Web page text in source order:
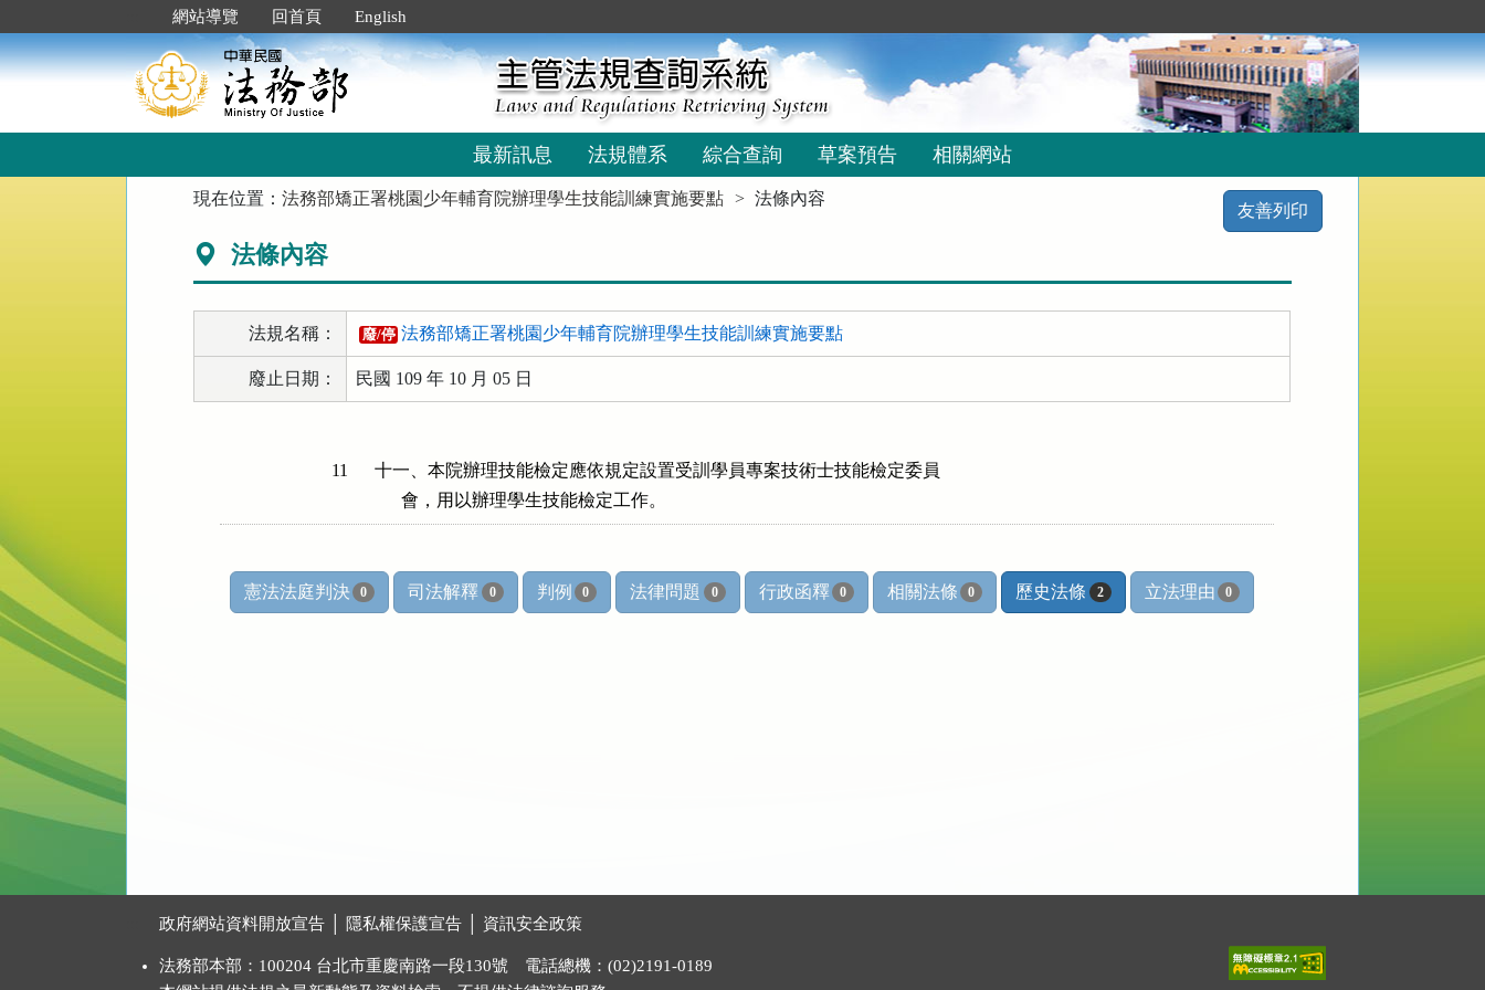
到
主
要
網站導覽 回首頁 English
最新訊息 法規體系 綜合查詢 草案預告 相關網站
現在位置：法務部矯正署桃園少年輔育院辦理學生技能訓練實施要點 法條內容
友善列印
法條內容
法規名稱： 廢/停 法務部矯正署桃園少年輔育院辦理學生技能訓練實施要點
廢止日期： 民國 109 年 10 月 05 日
11
十一、本院辦理技能檢定應依規定設置受訓學員專案技術士技能檢定委員
      會，用以辦理學生技能檢定工作。
憲法法庭判決 0 司法解釋 0 判例 0 法律問題 0 行政函釋 0 相關法條 0 歷史法條 2 立法理由 0
政府網站資料開放宣告 隱私權保護宣告 資訊安全政策
法務部本部：100204 台北市重慶南路一段130號 電話總機：(02)2191-0189